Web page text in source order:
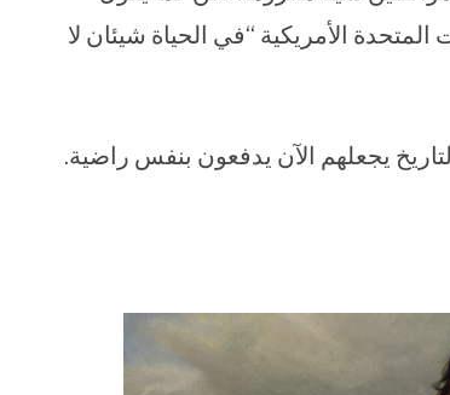
الأمريكية “في الحياة شيئان لا
يجعلهم الآن يدفعون بنفس راضية.